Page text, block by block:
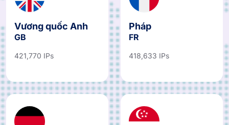
Vương quốc Anh
GB
421,770 IPs
Pháp
FR
418,633 IPs